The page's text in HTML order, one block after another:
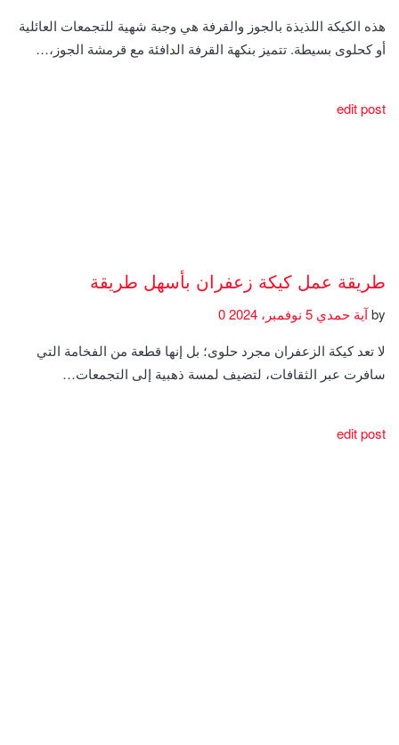
هذه الكيكة اللذيذة بالجوز والقرفة هي وجبة شهية للتجمعات العائلية
أو كحلوى بسيطة. تتميز بنكهة القرفة الدافئة مع قرمشة الجوز،…
edit post
طريقة عمل كيكة زعفران بأسهل طريقة
byآية حمدي
لا تعد كيكة الزعفران مجرد حلوى؛ بل إنها قطعة من الفخامة التي
سافرت عبر الثقافات، لتضيف لمسة ذهبية إلى التجمعات…
edit post